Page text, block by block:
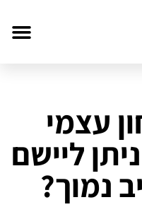
עצמי
ליישם
נמוך?